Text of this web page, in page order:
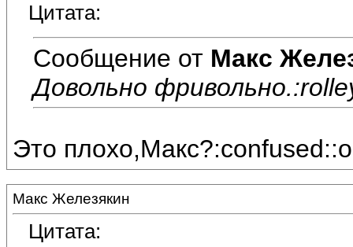
Цитата:
Сообщение от Макс
Довольно
Это плохо,Макс?:confused::o
Макс Железякин
Цитата: